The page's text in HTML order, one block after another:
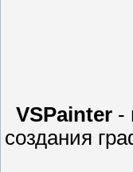
VSPainter -
создания